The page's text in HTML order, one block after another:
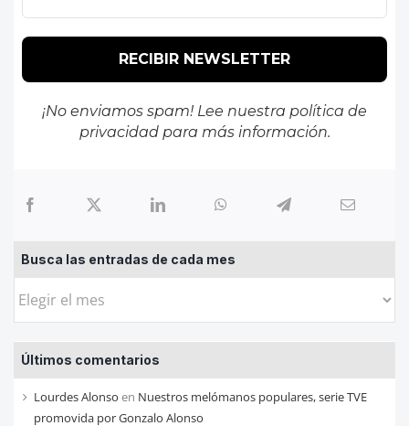
¡No enviamos spam! Lee nuestra política de
privacidadpara más información.
Busca las entradas de cada mes
Busca
entradas
de
cada
mes
Últimos comentarios
Lourdes Alonso en Nuestros melómanos populares, serie TVE
promovida por Gonzalo Alonso